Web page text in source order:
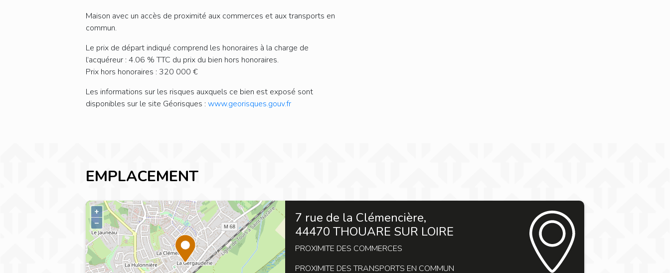
Maison avec un accès de proximité aux commerces et aux transports en
commun.
Le prix de départ indiqué comprend les honoraires à la charge de
l’acquéreur : 4.06 % TTC du prix du bien hors honoraires.
Prix hors honoraires : 320 000 €
Les informations sur les risques auxquels ce bien est exposé sont
disponibles sur le site Géorisques : www.georisques.gouv.fr
EMPLACEMENT
+
–
7 rue de la Clémencière,
44470 THOUARE SUR LOIRE
PROXIMITE DES COMMERCES
PROXIMITE DES TRANSPORTS EN COMMUN